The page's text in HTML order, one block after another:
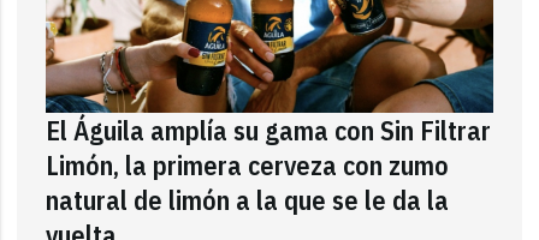
El Águila amplía su gama con Sin Filtrar
Limón, la primera cerveza con zumo
natural de limón a la que se le da la